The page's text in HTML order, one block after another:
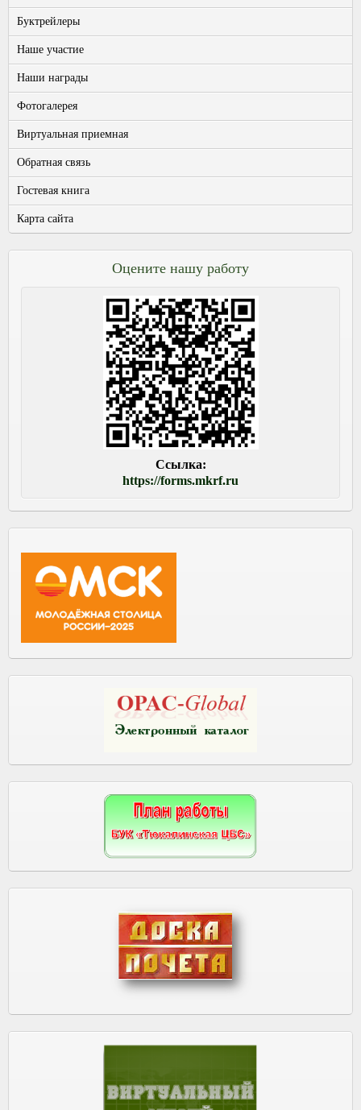
Буктрейлеры
Наше участие
Наши награды
Фотогалерея
Виртуальная приемная
Обратная связь
Гостевая книга
Карта сайта
Оцените нашу работу
Ссылка:
https://forms.mkrf.ru